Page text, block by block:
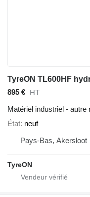
895 € HT
Matériel industriel - autre
État neuf
Pays-Bas, Akersloot
TyreON